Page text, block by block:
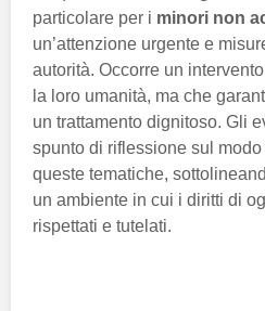
particolare per i minori non
un’attenzione urgente e
autorità. Occorre un
la loro umanità, ma che
un trattamento dignitoso. Gli
spunto di riflessione sul
queste tematiche,
un ambiente in cui i diritti di
rispettati e tutelati.